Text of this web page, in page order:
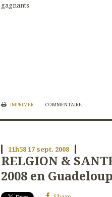
gagnants.
IMPRIMER COMMENTAIRE
11h5817 sept. 2008
RELGION &
2008 en